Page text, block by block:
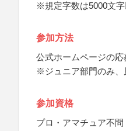
※規定字数は5000文字
参加方法
公式ホームページの
※ジュニア部門のみ、
参加資格
プロ・アマチュア不問